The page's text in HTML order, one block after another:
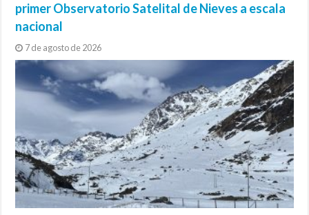
primer Observatorio Satelital de Nieves a escala
nacional
7 de agosto de 2026